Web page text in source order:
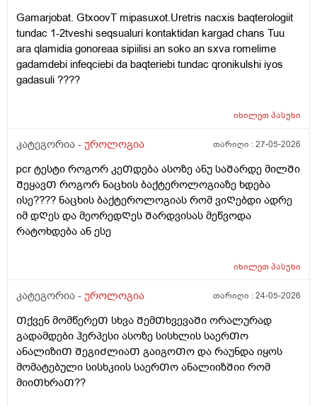
Gamarjobat. GtxoovT mipasuxot.Uretris nacxis baqterologiit
tundac 1-2tveshi seqsualuri kontaktidan kargad chans Tuu
ara qlamidia gonoreaa sipiilisi an soko an sxva romelime
gadamdebi infeqciebi da baqteriebi tundac qronikulshi iyos
gadasuli ????
იხილეთპასუხი
კატეგორია - უროლოგია თარიღი :27-05-2026
pcr ტესტი როგორ კეᲗდება ასოზე ანუ საᲨარდე მილᲨი
ᲨეყავᲗ როგორ ნაცხის ბაქტეროლოგიაზე ხდება
ისე???? ნაცხის ბაქტეროლოგიას რომ ვიᲦებდი ადრე
იმ დᲦეს და მეორედᲦეს Შარდვისას მეწვოდა
რატოხდება ან ესე
იხილეთპასუხი
კატეგორია - უროლოგია თარიღი :24-05-2026
Თქვენ მომწერეᲗ სხვა ᲨემᲗხვევაᲨი ორალურად
გადამდები ჰერპესი ასოზე სისხლის საერᲗო
ანალიზიᲗ ᲨეგიᲫლიაᲗ გაიგოᲗო და რაუნდა იყოს
მომატებული სისხკიის საერᲗო ანალიიზᲨიი რომ
მიიᲗხრაᲗ??